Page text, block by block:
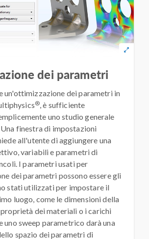
dei parametri
un'ottimizzazione dei parametri in
®, è sufficiente
uno studio generale
Una finestra di impostazioni
all'utente di aggiungere una
variabili e parametri di
I parametri usati per
dei parametri possono essere gli
stati utilizzati per impostare il
luogo, come le dimensioni della
dei materiali o i carichi
uno sweep parametrico darà una
spazio dei parametri di